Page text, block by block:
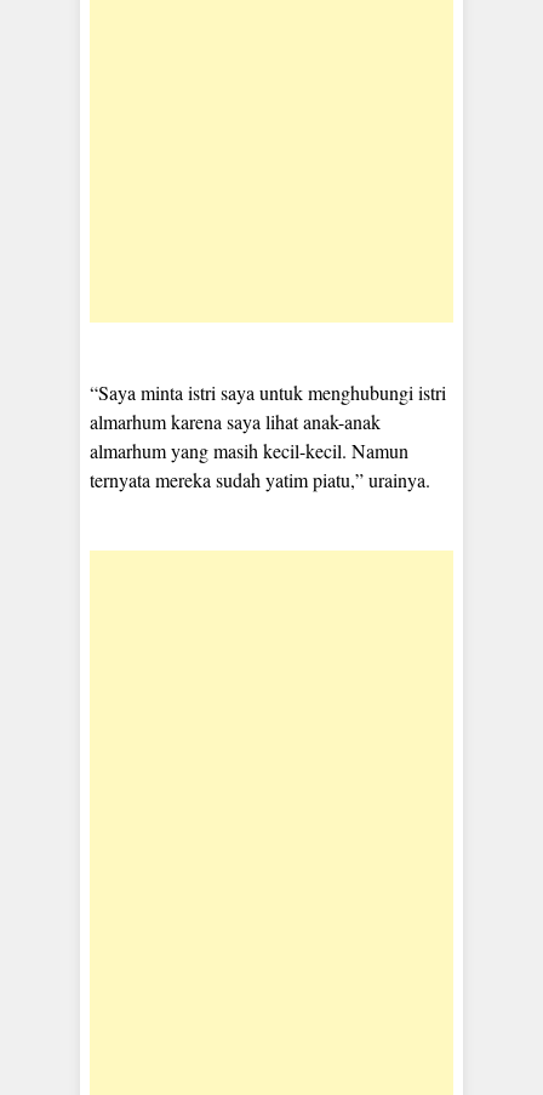
“Saya minta istri saya untuk menghubungi istri
almarhum karena saya lihat anak-anak
almarhum yang masih kecil-kecil. Namun
ternyata mereka sudah yatim piatu,” urainya.